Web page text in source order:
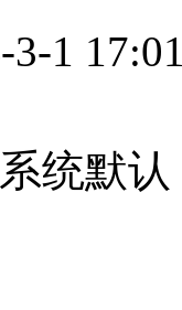
3-1
统默认